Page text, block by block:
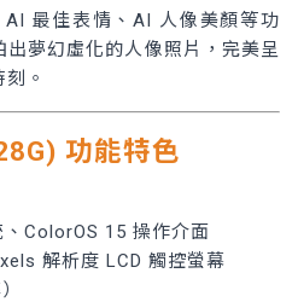
最佳表情、AI 人像美顏等功
夢幻虛化的人像照片，完美呈
。
功能特色
ColorOS 15 操作介面
解析度 LCD 觸控螢幕